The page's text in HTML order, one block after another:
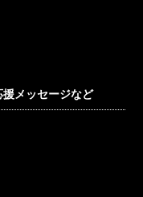
メッセージなど